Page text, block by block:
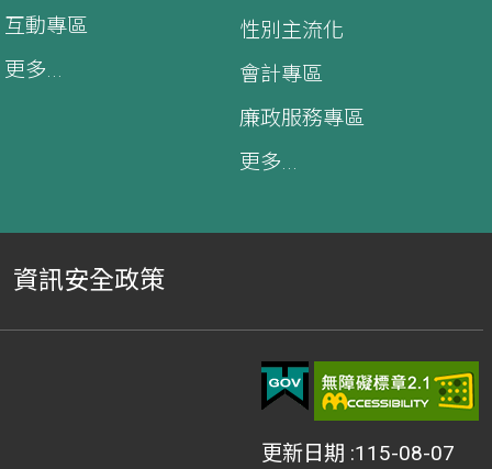
互動專區
更多...
性別主流化
會計專區
廉政服務專區
更多...
資訊安全政策
更新日期 115-08-07